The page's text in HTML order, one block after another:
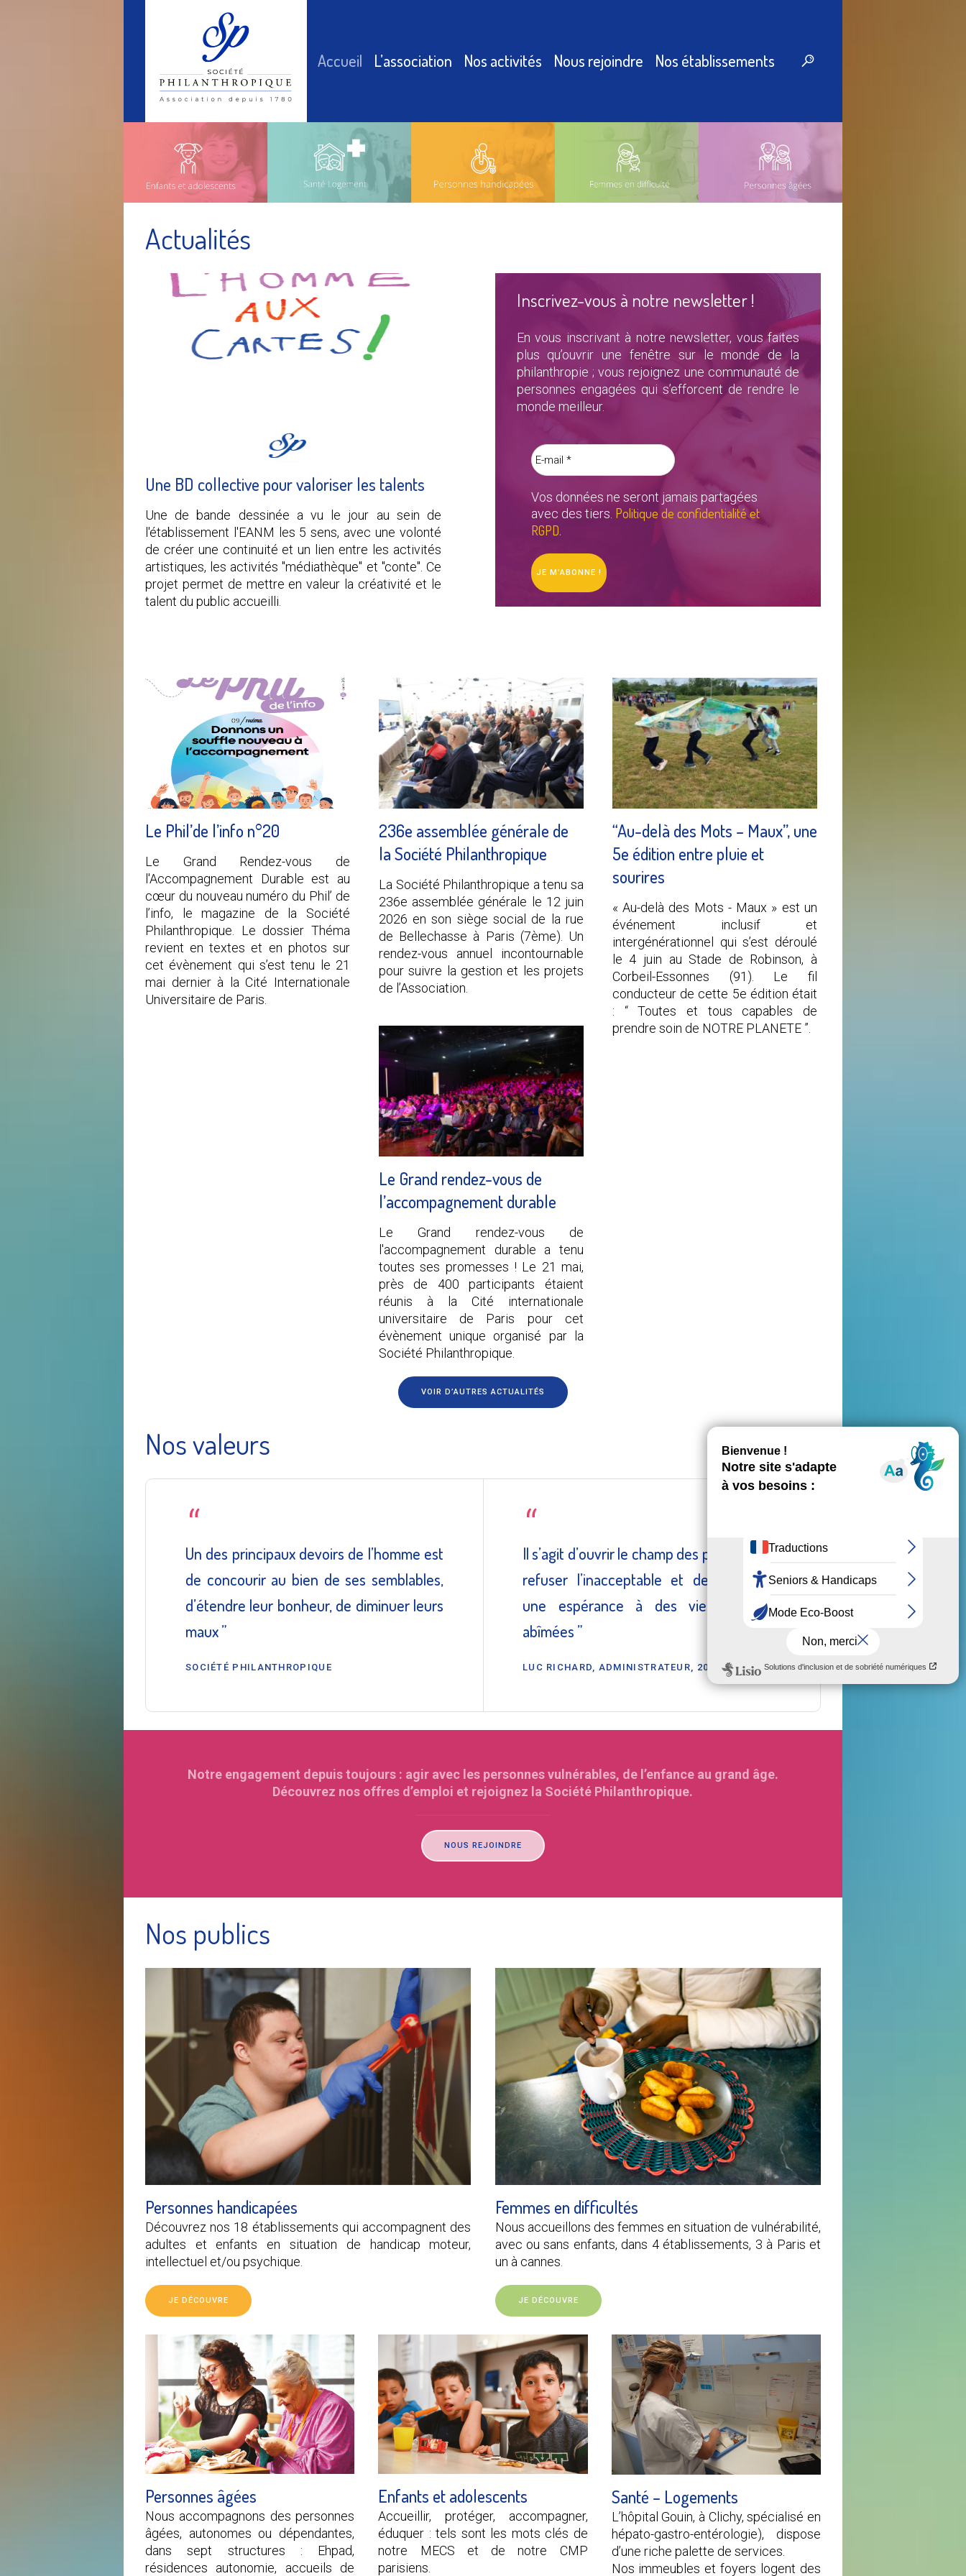
Accueil L’association Nos activités Nous rejoindre Nos établissements
Actualités
Une BD collective pour valoriser les talents
Une de bande dessinée a vu le jour au sein de
l'établissement l'EANM les 5 sens, avec une volonté
de créer une continuité et un lien entre les activités
artistiques, les activités "médiathèque" et "conte". Ce
projet permet de mettre en valeur la créativité et le
talent du public accueilli.
Inscrivez-vous à notre newsletter !
En vous inscrivant à notre newsletter, vous faites
plus qu’ouvrir une fenêtre sur le monde de la
philanthropie ; vous rejoignez une communauté de
personnes engagées qui s’efforcent de rendre le
monde meilleur.
E-
mail
Vos données ne seront jamais partagées
avec des tiers. Politique de confidentialité et
RGPD.
Le Phil’de l’info n°20
Le Grand Rendez-vous de
l'Accompagnement Durable est au
cœur du nouveau numéro du Phil’ de
l’info, le magazine de la Société
Philanthropique. Le dossier Théma
revient en textes et en photos sur
cet évènement qui s’est tenu le 21
mai dernier à la Cité Internationale
Universitaire de Paris.
236e assemblée générale de
la Société Philanthropique
La Société Philanthropique a tenu sa
236e assemblée générale le 12 juin
2026 en son siège social de la rue
de Bellechasse à Paris (7ème). Un
rendez-vous annuel incontournable
pour suivre la gestion et les projets
de l’Association.
“Au-delà des Mots – Maux”, une
5e édition entre pluie et
sourires
« Au-delà des Mots - Maux » est un
événement inclusif et
intergénérationnel qui s’est déroulé
le 4 juin au Stade de Robinson, à
Corbeil-Essonnes (91). Le fil
conducteur de cette 5e édition était
: “ Toutes et tous capables de
prendre soin de NOTRE PLANETE ”.
Le Grand rendez-vous de
l’accompagnement durable
Le Grand rendez-vous de
l'accompagnement durable a tenu
toutes ses promesses ! Le 21 mai,
près de 400 participants étaient
réunis à la Cité internationale
universitaire de Paris pour cet
évènement unique organisé par la
Société Philanthropique.
VOIR D’AUTRES ACTUALITÉS
Nos valeurs
Un des principaux devoirs de l’homme est
de concourir au bien de ses semblables,
d’étendre leur bonheur, de diminuer leurs
maux ”
SOCIÉTÉ PHILANTHROPIQUE
Il s’agit d’ouvrir le champ des possibles, de
refuser l’inacceptable et de construire
une espérance à des vies mutilées,
abîmées ”
LUC RICHARD, ADMINISTRATEUR, 2006
Notre engagement depuis toujours : agir avec les personnes vulnérables, de l’enfance au grand âge.
Découvrez nos offres d’emploi et rejoignez la Société Philanthropique.
NOUS REJOINDRE
Nos publics
Personnes handicapées
Découvrez nos 18 établissements qui accompagnent des
adultes et enfants en situation de handicap moteur,
intellectuel et/ou psychique.
JE DÉCOUVRE
Femmes en difficultés
Nous accueillons des femmes en situation de vulnérabilité,
avec ou sans enfants, dans 4 établissements, 3 à Paris et
un à cannes.
JE DÉCOUVRE
Personnes âgées
Nous accompagnons des personnes
âgées, autonomes ou dépendantes,
dans sept structures : Ehpad,
résidences autonomie, accueils de
Enfants et adolescents
Accueillir, protéger, accompagner,
éduquer : tels sont les mots clés de
notre MECS et de notre CMP
parisiens.
Santé – Logements
L’hôpital Gouin, à Clichy, spécialisé en
hépato-gastro-entérologie), dispose
d’une riche palette de services.
Nos immeubles et foyers logent des